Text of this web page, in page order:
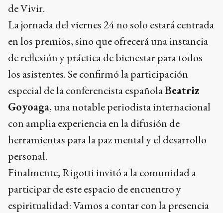
de Vivir.
La jornada del viernes 24 no solo estará centrada
en los premios, sino que ofrecerá una instancia
de reflexión y práctica de bienestar para todos
los asistentes. Se confirmó la participación
especial de la conferencista españolaBeatriz
Goyoaga, una notable periodista internacional
con amplia experiencia en la difusión de
herramientas para la paz mental y el desarrollo
personal.
Finalmente, Rigotti invitó a la comunidad a
participar de este espacio de encuentro y
espiritualidad: Vamos a contar con la presencia